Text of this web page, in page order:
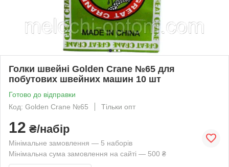
Голки швейні Golden Crane №65 для
побутових швейних машин 10 шт
Готово до відправки
Код: Golden Crane №65
Тільки опт
12 ₴/набір
Мінімальне замовлення — 5 наборів
Мінімальна сума замовлення на сайті — 500 ₴